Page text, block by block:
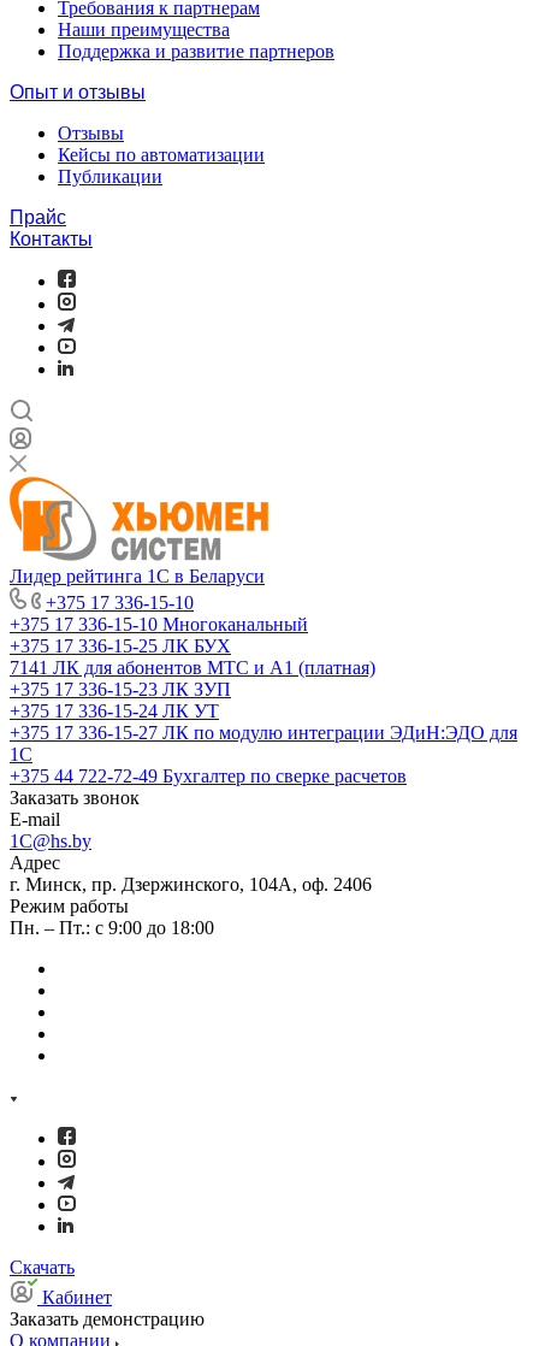
Требования к партнерам
Наши преимущества
Поддержка и развитие партнеров
Опыт и отзывы
Отзывы
Кейсы по автоматизации
Публикации
Прайс
Контакты
Лидер рейтинга 1С в Беларуси
+375 17 336-15-10
+375 17 336-15-10 Многоканальный
+375 17 336-15-25 ЛК БУХ
7141 ЛК для абонентов МТС и А1 (платная)
+375 17 336-15-23 ЛК ЗУП
+375 17 336-15-24 ЛК УТ
+375 17 336-15-27 ЛК по модулю интеграции ЭДиН:ЭДО для
1С
+375 44 722-72-49 Бухгалтер по сверке расчетов
Заказать звонок
E-mail
1C@hs.by
Адрес
г. Минск, пр. Дзержинского, 104А, оф. 2406
Режим работы
Пн. – Пт.: с 9:00 до 18:00
Скачать
Кабинет
Заказать демонстрацию
О компании